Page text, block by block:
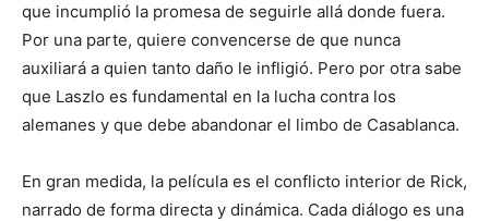
que incumplió la promesa de seguirle allá donde fuera.
Por una parte, quiere convencerse de que nunca
auxiliará a quien tanto daño le infligió. Pero por otra sabe
que Laszlo es fundamental en la lucha contra los
alemanes y que debe abandonar el limbo de Casablanca.
En gran medida, la película es el conflicto interior de Rick,
narrado de forma directa y dinámica. Cada diálogo es una